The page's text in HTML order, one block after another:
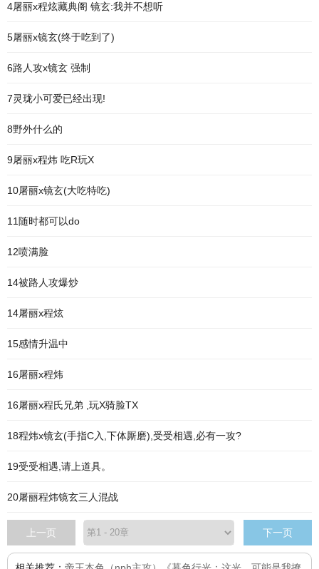
4屠丽x程炫藏典阁 镜玄:我并不想听
5屠丽x镜玄(终于吃到了)
6路人攻x镜玄 强制
7灵珑小可爱已经出现!
8野外什么的
9屠丽x程炜 吃R玩X
10屠丽x镜玄(大吃特吃)
11随时都可以do
12喷满脸
14被路人攻爆炒
14屠丽x程炫
15感情升温中
16屠丽x程炜
16屠丽x程氏兄弟 ,玩X骑脸TX
18程炜x镜玄(手指C入,下体厮磨),受受相遇,必有一攻?
19受受相遇,请上道具。
20屠丽程炜镜玄三人混战
上一页 下一页